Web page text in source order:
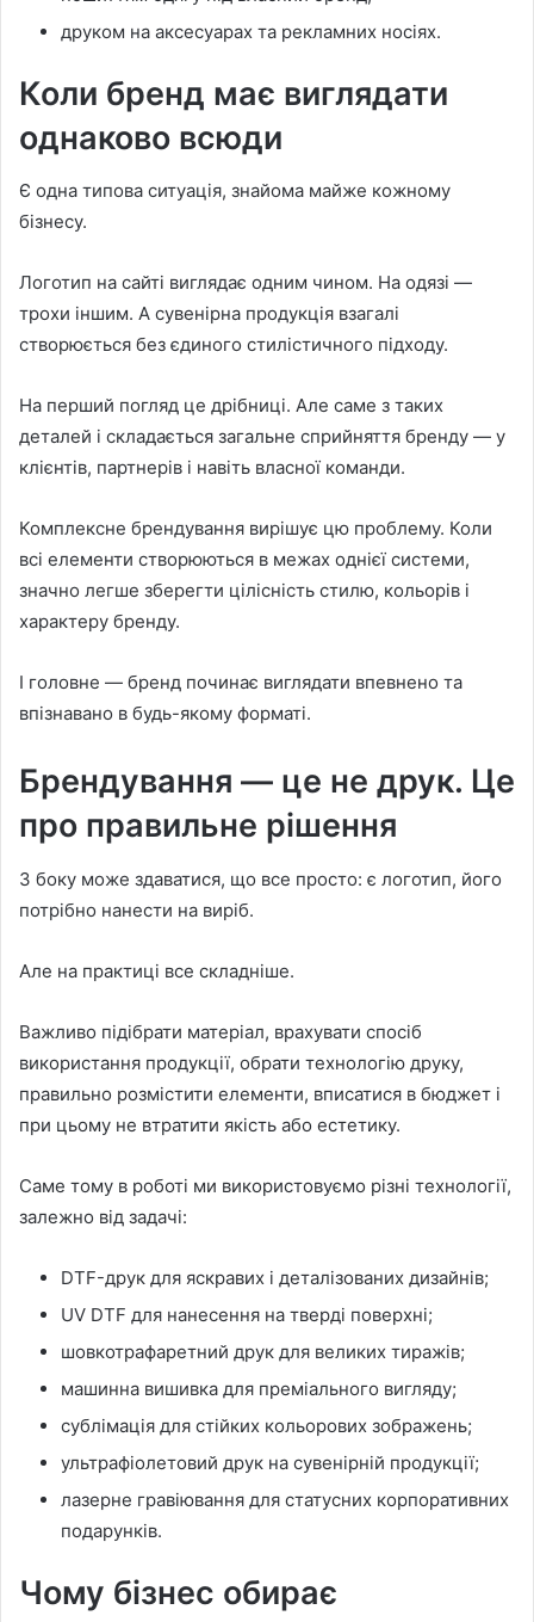
друком на аксесуарах та рекламних носіях.
Коли бренд має виглядати
однаково всюди
Є одна типова ситуація, знайома майже кожному
бізнесу.
Логотип на сайті виглядає одним чином. На одязі —
трохи іншим. А сувенірна продукція взагалі
створюється без єдиного стилістичного підходу.
На перший погляд це дрібниці. Але саме з таких
деталей і складається загальне сприйняття бренду — у
клієнтів, партнерів і навіть власної команди.
Комплексне брендування вирішує цю проблему. Коли
всі елементи створюються в межах однієї системи,
значно легше зберегти цілісність стилю, кольорів і
характеру бренду.
І головне — бренд починає виглядати впевнено та
впізнавано в будь-якому форматі.
Брендування — це не друк. Це
про правильне рішення
З боку може здаватися, що все просто: є логотип, його
потрібно нанести на виріб.
Але на практиці все складніше.
Важливо підібрати матеріал, врахувати спосіб
використання продукції, обрати технологію друку,
правильно розмістити елементи, вписатися в бюджет і
при цьому не втратити якість або естетику.
Саме тому в роботі ми використовуємо різні технології,
залежно від задачі:
DTF-друк для яскравих і деталізованих дизайнів;
UV DTF для нанесення на тверді поверхні;
шовкотрафаретний друк для великих тиражів;
машинна вишивка для преміального вигляду;
сублімація для стійких кольорових зображень;
ультрафіолетовий друк на сувенірній продукції;
лазерне гравіювання для статусних корпоративних
подарунків.
Чому бізнес обирає